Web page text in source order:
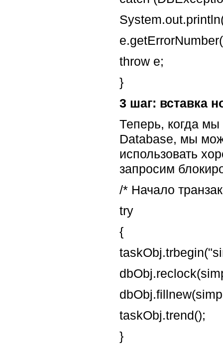
throw e;
}
3 шаг: вставка
Теперь, когда
Database, мы
использовать
запросим
/* Начало
try
{
taskObj.trend();
}